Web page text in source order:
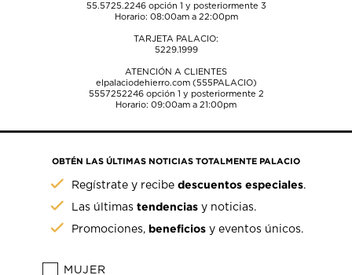
55.5725.2246opción 1 y posteriormente 3
Horario: 08:00am a 22:00pm
TARJETA PALACIO:
5229.1999
ATENCIÓN A CLIENTES
elpalaciodehierro.com (555PALACIO)
5557252246opción 1 y posteriormente 2
Horario: 09:00am a 21:00pm
OBTÉN LAS ÚLTIMAS NOTICIAS TOTALMENTE PALACIO
Regístrate y recibedescuentos especiales.
Las últimastendencias y noticias.
Promociones, beneficios y eventos únicos.
MUJER